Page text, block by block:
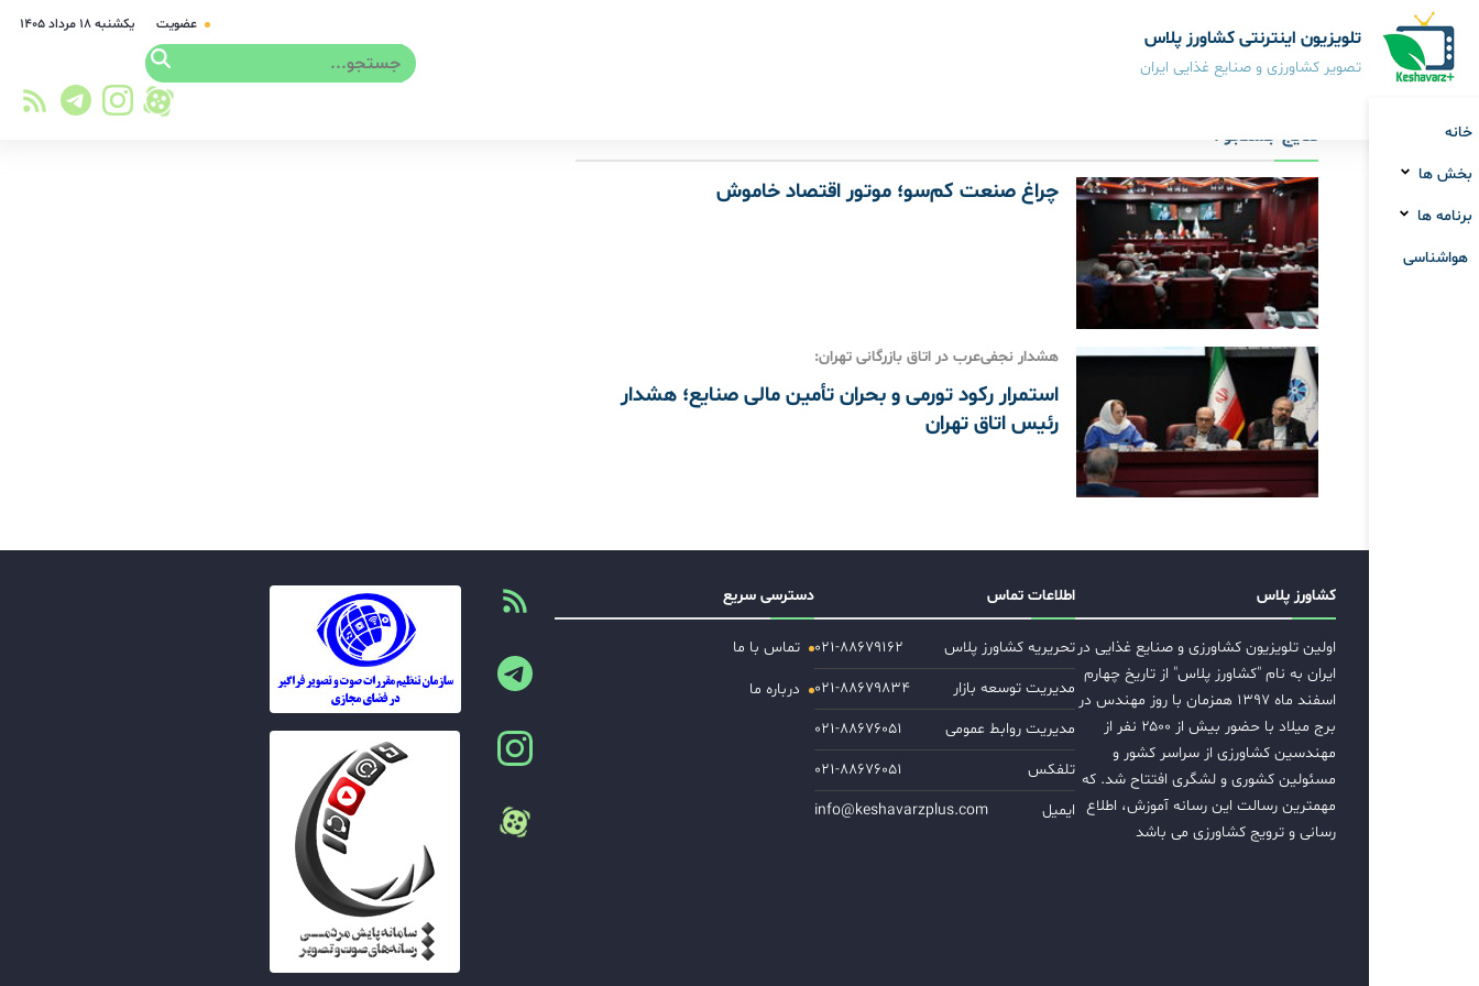
تلویزیون اینترنتی کشاورز پلاس
تصویر کشاورزی و صنایع غذایی ایران
عضویت یکشنبه ۱۸ مرداد ۱۴۰۵
خانه
بخش ها
برنامه ها
هواشناسی
نتایج جستجو :
چراغ صنعت کم‌سو؛ موتور اقتصاد خاموش
هشدار نجفی‌عرب در اتاق بازرگانی تهران:
استمرار رکود تورمی و بحران تأمین مالی صنایع؛ هشدار
رئیس اتاق تهران
کشاورز پلاس
اولین تلویزیون کشاورزی و صنایع غذایی در
ایران به نام "کشاورز پلاس" از تاریخ چهارم
اسفند ماه ۱۳۹۷ همزمان با روز مهندس در
برج میلاد با حضور بیش از ۲۵۰۰ نفر از
مهندسین کشاورزی از سراسر کشور و
مسئولین کشوری و لشگری افتتاح شد. که
مهمترین رسالت این رسانه آموزش، اطلاع
رسانی و ترویج کشاورزی می باشد
اطلاعات تماس
تحریریه کشاورز پلاس
۰۲۱-۸۸۶۷۹۱۶۲
مدیریت توسعه بازار
۰۲۱-۸۸۶۷۹۸۳۴
مدیریت روابط عمومی
۰۲۱-۸۸۶۷۶۰۵۱
تلفکس
۰۲۱-۸۸۶۷۶۰۵۱
ایمیل
info@keshavarzplus.com
دسترسی سریع
تماس با ما
درباره ما